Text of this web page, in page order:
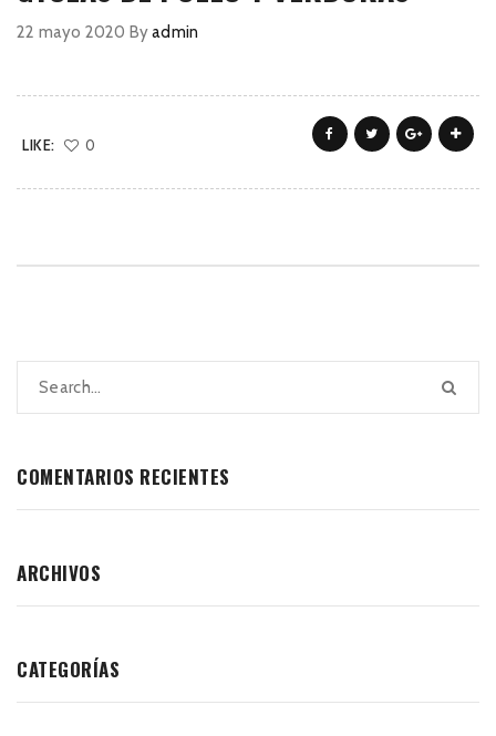
22 mayo 2020 Byadmin
LIKE: 0
COMENTARIOS RECIENTES
ARCHIVOS
CATEGORÍAS